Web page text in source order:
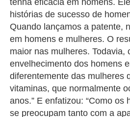
tenha eficácia em homens.
histórias de sucesso de
Quando lançamos a patente,
em homens e mulheres. O
maior nas mulheres. Todavia,
envelhecimento dos homens
diferentemente das mulheres
vitaminas, que normalmente
anos.” E enfatizou: “Como os
se preocupam tanto com a